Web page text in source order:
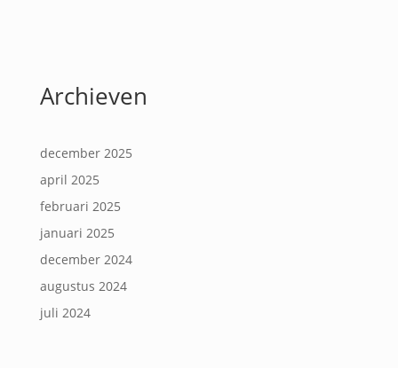
Archieven
december 2025
april 2025
februari 2025
januari 2025
december 2024
augustus 2024
juli 2024